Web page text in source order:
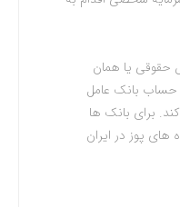
حقوقی یا همان
حساب بانک عامل
برای بانک ها
پوز در ایران